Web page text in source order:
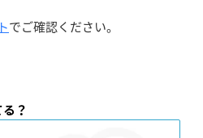
でご確認ください。
？